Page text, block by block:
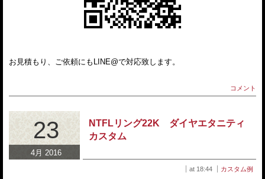
お見積もり、ご依頼にもLINE@で対応致します。
コメント
23
4月 2016
NTFLリング22K ダイヤエタニティ
カスタム
at 18:44 カスタム例